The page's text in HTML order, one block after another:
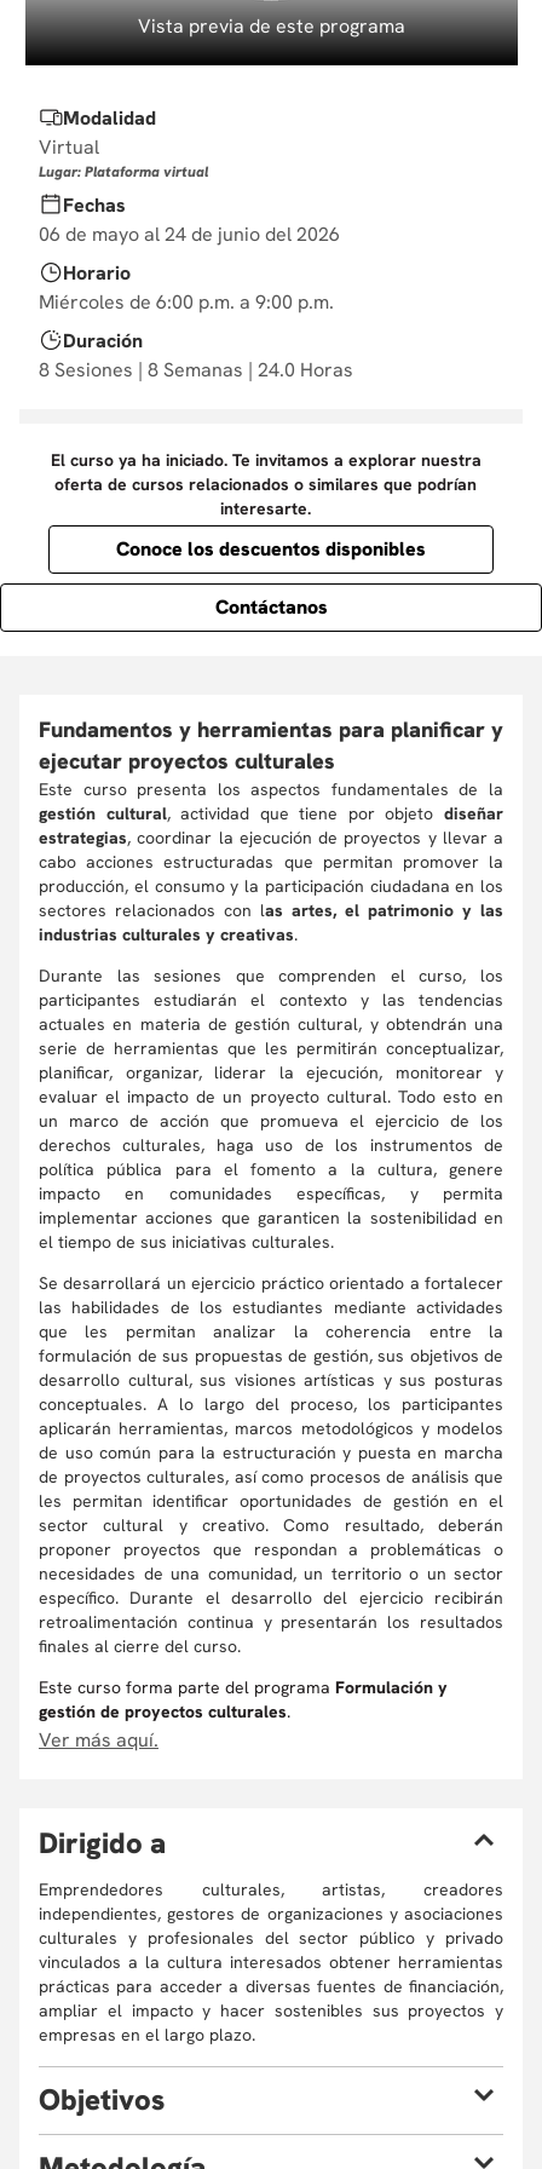
10. diseño Vista previa de este programa
Modalidad
Virtual
Lugar: Plataforma virtual
Fechas
06 de mayo al 24 de junio del 2026
Horario
Miércoles de 6:00 p.m. a 9:00 p.m.
Duración
8 Sesiones | 8 Semanas | 24.0 Horas
El curso ya ha iniciado. Te invitamos a explorar nuestra
oferta de cursos relacionados o similares que podrían
interesarte.
Conoce los descuentos disponibles
Contáctanos
Fundamentos y herramientas para planificar y
ejecutar proyectos culturales
Este curso presenta los aspectos fundamentales de la
gestión cultural, actividad que tiene por objetodiseñar
estrategias, coordinar la ejecución de proyectos y llevar a
cabo acciones estructuradas que permitan promover la
producción, el consumo y la participación ciudadana en los
sectores relacionados con las artes, el patrimonio y las
industrias culturales y creativas.
Durante las sesiones que comprenden el curso, los
participantes estudiarán el contexto y las tendencias
actuales en materia de gestión cultural, y obtendrán una
serie de herramientas que les permitirán conceptualizar,
planificar, organizar, liderar la ejecución, monitorear y
evaluar el impacto de un proyecto cultural. Todo esto en
un marco de acción que promueva el ejercicio de los
derechos culturales, haga uso de los instrumentos de
política pública para el fomento a la cultura, genere
impacto en comunidades específicas, y permita
implementar acciones que garanticen la sostenibilidad en
el tiempo de sus iniciativas culturales.
Se desarrollará un ejercicio práctico orientado a fortalecer
las habilidades de los estudiantes mediante actividades
que les permitan analizar la coherencia entre la
formulación de sus propuestas de gestión, sus objetivos de
desarrollo cultural, sus visiones artísticas y sus posturas
conceptuales. A lo largo del proceso, los participantes
aplicarán herramientas, marcos metodológicos y modelos
de uso común para la estructuración y puesta en marcha
de proyectos culturales, así como procesos de análisis que
les permitan identificar oportunidades de gestión en el
sector cultural y creativo. Como resultado, deberán
proponer proyectos que respondan a problemáticas o
necesidades de una comunidad, un territorio o un sector
específico. Durante el desarrollo del ejercicio recibirán
retroalimentación continua y presentarán los resultados
finales al cierre del curso.
Este curso forma parte del programa Formulación y
gestión de proyectos culturales.
Ver más aquí.
Dirigido a
Emprendedores culturales, artistas, creadores
independientes, gestores de organizaciones y asociaciones
culturales y profesionales del sector público y privado
vinculados a la cultura interesados obtener herramientas
prácticas para acceder a diversas fuentes de financiación,
ampliar el impacto y hacer sostenibles sus proyectos y
empresas en el largo plazo.
Objetivos